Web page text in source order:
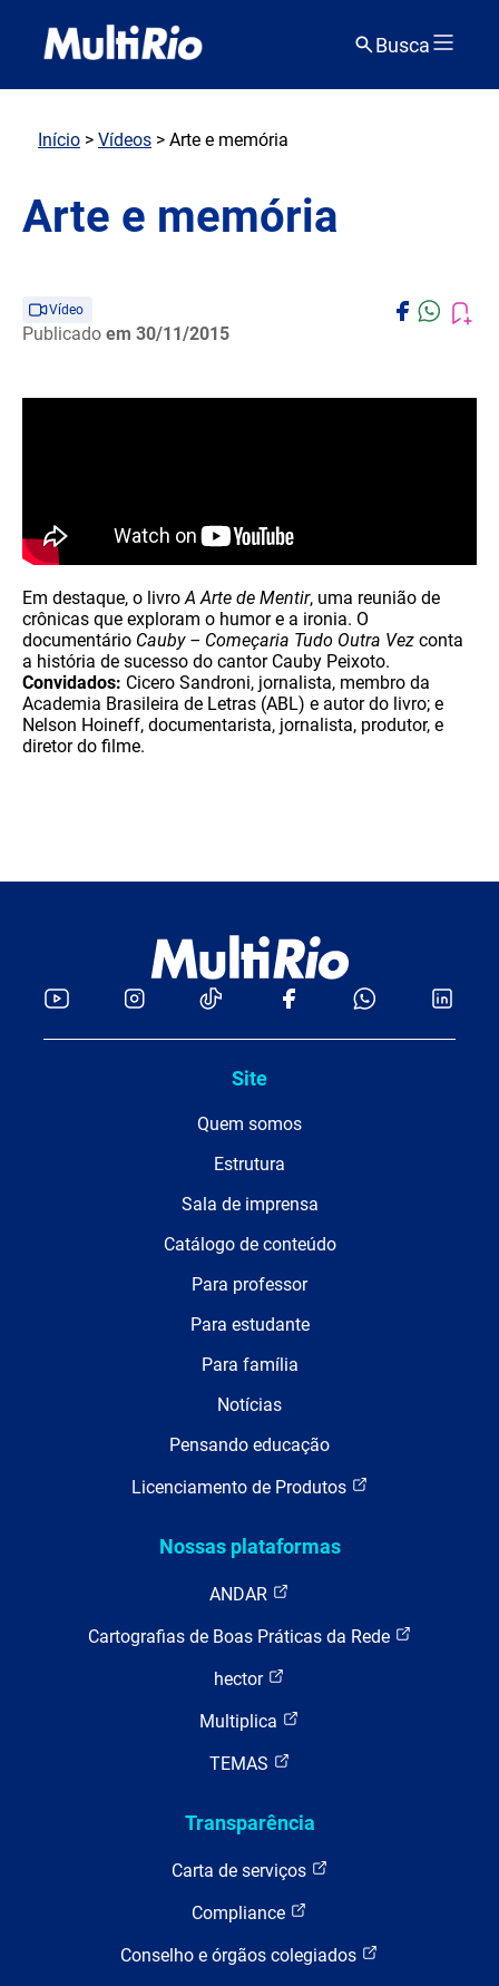
Busca
Início > Vídeos > Arte e memória
Arte e memória
Vídeo
Publicado em 30/11/2015
Em destaque, o livroA Arte de Mentir, uma reunião de
crônicas que exploram o humor e a ironia. O
documentário Cauby – Começaria Tudo Outra Vez conta
a história de sucesso do cantor Cauby Peixoto.
Convidados: Cicero Sandroni, jornalista, membro da
Academia Brasileira de Letras (ABL) e autor do livro; e
Nelson Hoineff, documentarista, jornalista, produtor, e
diretor do filme.
Site
Quem somos
Estrutura
Sala de imprensa
Catálogo de conteúdo
Para professor
Para estudante
Para família
Notícias
Pensando educação
Licenciamento de Produtos
Nossas plataformas
ANDAR
Cartografias de Boas Práticas da Rede
hector
Multiplica
TEMAS
Transparência
Carta de serviços
Compliance
Conselho e órgãos colegiados